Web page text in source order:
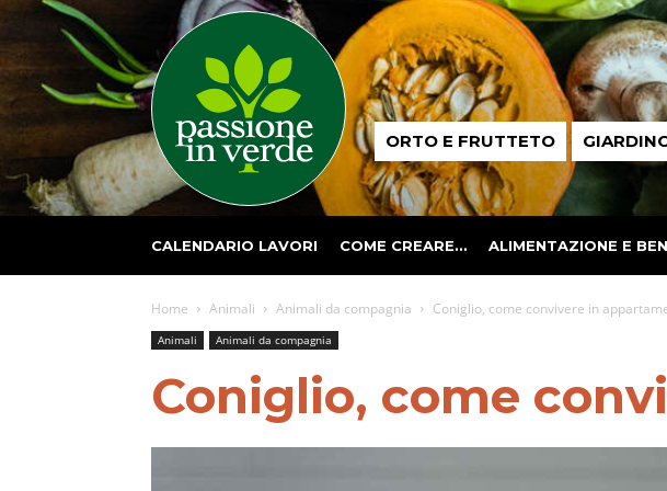
Passione
in ORTO E FRUTTETO
CALENDARIO LAVORI COME CREARE… ALIMENTAZIONE E
Home Animali Animali da compagnia Coniglio, come convivere in
Animali Animali da compagnia
Coniglio, come